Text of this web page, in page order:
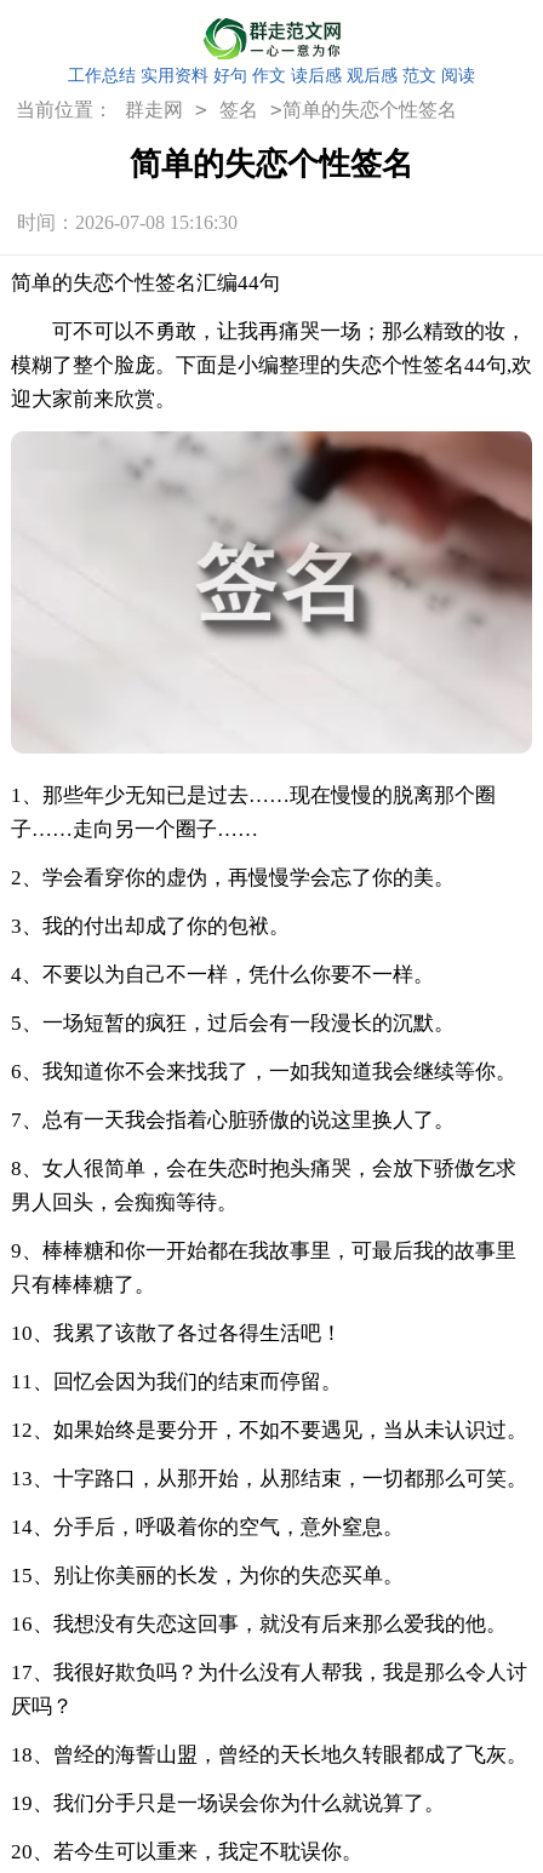
工作总结 实用资料 好句 作文 读后感 观后感 范文 阅读
当前位置： 群走网 > 签名 >简单的失恋个性签名
简单的失恋个性签名
时间：2026-07-08 15:16:30
简单的失恋个性签名汇编44句
可不可以不勇敢，让我再痛哭一场；那么精致的妆，
模糊了整个脸庞。下面是小编整理的失恋个性签名44句,欢
迎大家前来欣赏。
1、那些年少无知已是过去……现在慢慢的脱离那个圈
子……走向另一个圈子……
2、学会看穿你的虚伪，再慢慢学会忘了你的美。
3、我的付出却成了你的包袱。
4、不要以为自己不一样，凭什么你要不一样。
5、一场短暂的疯狂，过后会有一段漫长的沉默。
6、我知道你不会来找我了，一如我知道我会继续等你。
7、总有一天我会指着心脏骄傲的说这里换人了。
8、女人很简单，会在失恋时抱头痛哭，会放下骄傲乞求
男人回头，会痴痴等待。
9、棒棒糖和你一开始都在我故事里，可最后我的故事里
只有棒棒糖了。
10、我累了该散了各过各得生活吧！
11、回忆会因为我们的结束而停留。
12、如果始终是要分开，不如不要遇见，当从未认识过。
13、十字路口，从那开始，从那结束，一切都那么可笑。
14、分手后，呼吸着你的空气，意外窒息。
15、别让你美丽的长发，为你的失恋买单。
16、我想没有失恋这回事，就没有后来那么爱我的他。
17、我很好欺负吗？为什么没有人帮我，我是那么令人讨
厌吗？
18、曾经的海誓山盟，曾经的天长地久转眼都成了飞灰。
19、我们分手只是一场误会你为什么就说算了。
20、若今生可以重来，我定不耽误你。